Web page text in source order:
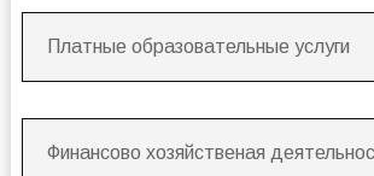
Платные образовательные услуги
Финансово хозяйственая